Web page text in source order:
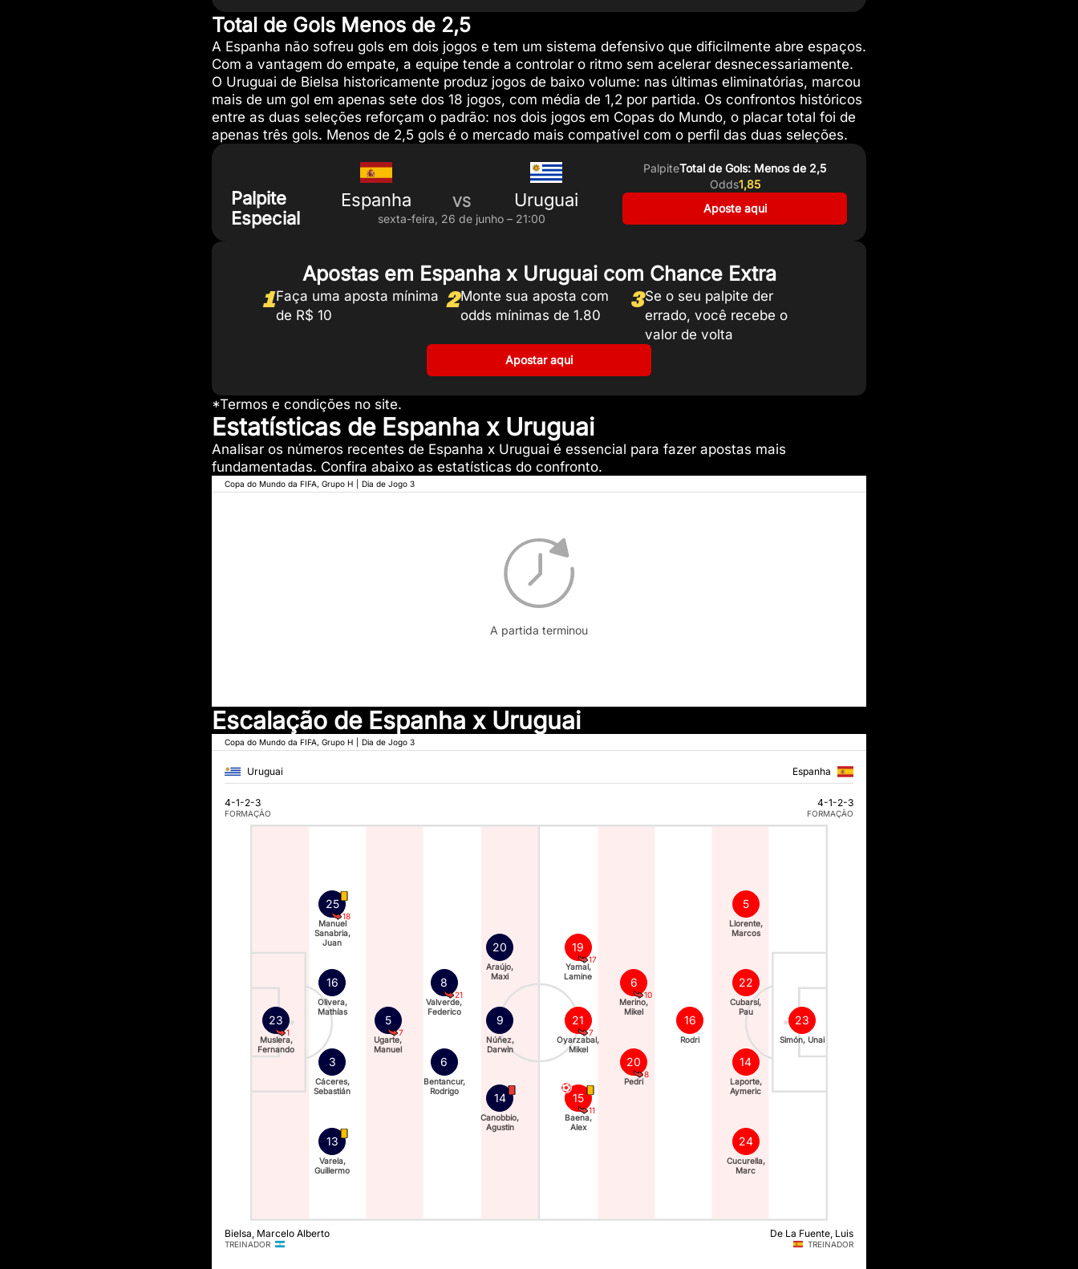
Total de Gols Menos de 2,5
A Espanha não sofreu gols em dois jogos e tem um sistema defensivo que dificilmente abre espaços.
Com a vantagem do empate, a equipe tende a controlar o ritmo sem acelerar desnecessariamente.
O Uruguai de Bielsa historicamente produz jogos de baixo volume: nas últimas eliminatórias, marcou
mais de um gol em apenas sete dos 18 jogos, com média de 1,2 por partida. Os confrontos históricos
entre as duas seleções reforçam o padrão: nos dois jogos em Copas do Mundo, o placar total foi de
apenas três gols. Menos de 2,5 gols é o mercado mais compatível com o perfil das duas seleções.
Palpite
Especial
Espanha VS Uruguai
sexta-feira, 26 de junho – 21:00
PalpiteTotal de Gols: Menos de 2,5
Odds1,85
Aposte aqui
Apostas em Espanha x Uruguai com Chance Extra
1Faça uma aposta mínima
de R$ 10
2Monte sua aposta com
odds mínimas de 1.80
3Se o seu palpite der
errado, você recebe o
valor de volta
Apostar aqui
*Termos e condições no site.
Estatísticas de Espanha x Uruguai
Analisar os números recentes de Espanha x Uruguai é essencial para fazer apostas mais
fundamentadas. Confira abaixo as estatísticas do confronto.
Copa do Mundo da FIFA, Grupo H Dia de Jogo 3
A partida terminou
Escalação de Espanha x Uruguai
Copa do Mundo da FIFA, Grupo H Dia de Jogo 3
Uruguai Espanha
4-1-2-3
FORMAÇÃO
4-1-2-3
FORMAÇÃO
23
Muslera,
Fernando
1
13
Varela,
Guillermo
3
Cáceres,
Sebastián
16
Olivera,
Mathías
25
Manuel
Sanabria,
Juan
18
5
Ugarte,
Manuel
7
6
Bentancur,
Rodrigo
8
Valverde,
Federico
21
14
Canobbio,
Agustin
9
Núñez,
Darwin
20
Araújo,
Maxi
23
Simón, Unai
5
Llorente,
Marcos
22
Cubarsí,
Pau
14
Laporte,
Aymeric
24
Cucurella,
Marc
16
Rodri
6
Merino,
Mikel
10
20
Pedri
8
19
Yamal,
Lamine
17
21
Oyarzabal,
Mikel
7
15
Baena,
Alex
11
Bielsa, Marcelo Alberto
TREINADOR
De La Fuente, Luis
TREINADOR